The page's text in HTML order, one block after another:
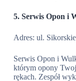
5. Serwis Opon i
Adres: ul.
Serwis Opon i
którym opony
rękach. Zespół